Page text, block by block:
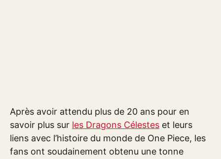
Après avoir attendu plus de 20 ans pour en
savoir plus sur les Dragons Célestes et leurs
liens avec l’histoire du monde de One Piece, les
fans ont soudainement obtenu une tonne